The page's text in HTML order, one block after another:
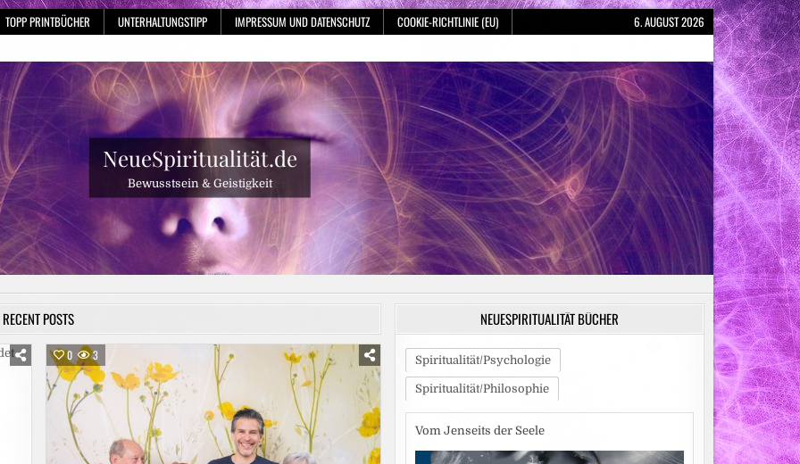
TOPP PRINTBÜCHER UNTERHALTUNGSTIPP IMPRESSUM UND DATENSCHUTZ COOKIE-RICHTLINIE (EU) 6. AUGUST 2026
NeueSpiritualität.de
Bewusstsein & Geistigkeit
RECENT POSTS
0 3
NEUESPIRITUALITÄT BÜCHER
Spiritualität/Psychologie
Spiritualität/Philosophie
Vom Jenseits der Seele